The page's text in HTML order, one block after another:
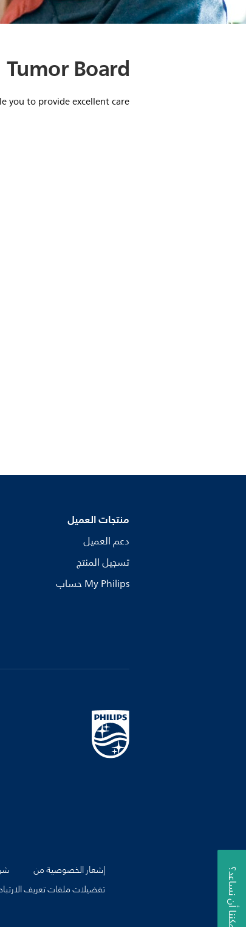
Tumor Board
you to provide excellent care.
يمكننا أن نساعد؟
منتجات العميل
دعم العميل
تسجيل المنتج
My Philips حساب
إشعار الخصوصية من
تفضيلات ملفات تعريف